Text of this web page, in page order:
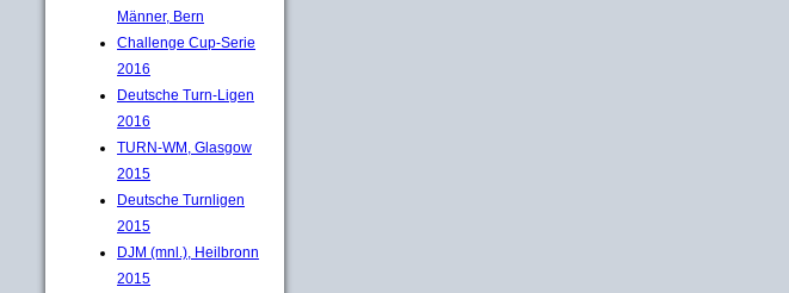
Männer, Bern
Challenge Cup-Serie
2016
Deutsche Turn-Ligen
2016
TURN-WM, Glasgow
2015
Deutsche Turnligen
2015
DJM (mnl.), Heilbronn
2015